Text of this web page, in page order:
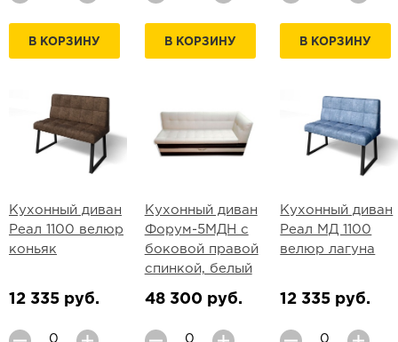
В КОРЗИНУ В КОРЗИНУ В КОРЗИНУ
Кухонный диван
Реал 1100 велюр
коньяк
12 335 руб.
Кухонный диван
Форум-5МДН с
боковой правой
спинкой, белый
48 300 руб.
Кухонный диван
Реал МД 1100
велюр лагуна
12 335 руб.